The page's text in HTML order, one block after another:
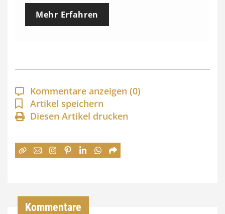
e
p
a
n
n
:
Mehr Erfahren
Kommentare anzeigen (0)
Artikel speichern
Diesen Artikel drucken
Kommentare